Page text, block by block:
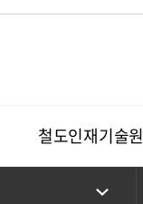
철도인재기술원